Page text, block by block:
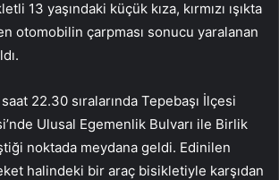
13 yaşındaki küçük kıza, kırmızı ışıkta
otomobilin çarpması sonucu yaralanan
22.30 sıralarında Tepebaşı İlçesi
Ulusal Egemenlik Bulvarı ile Birlik
noktada meydana geldi. Edinilen
halindeki bir araç bisikletiyle karşıdan